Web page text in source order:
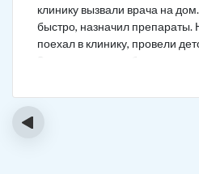
клинику вызвали врача на
быстро, назначил
поехал в клинику, провели
Записался на реабилитацию,
что в рот водку больше не
испугался.
‹